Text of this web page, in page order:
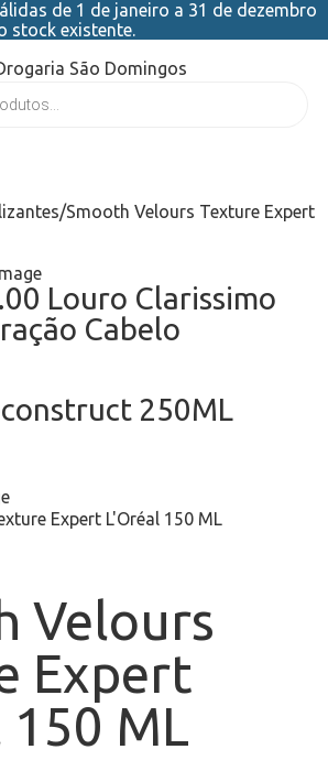
de 1 de janeiro a 31 de dezembro
stock existente.
/Smooth Velours Texture Expert
Louro Clarissimo
Cabelo
250ML
Velours
Expert
150 ML